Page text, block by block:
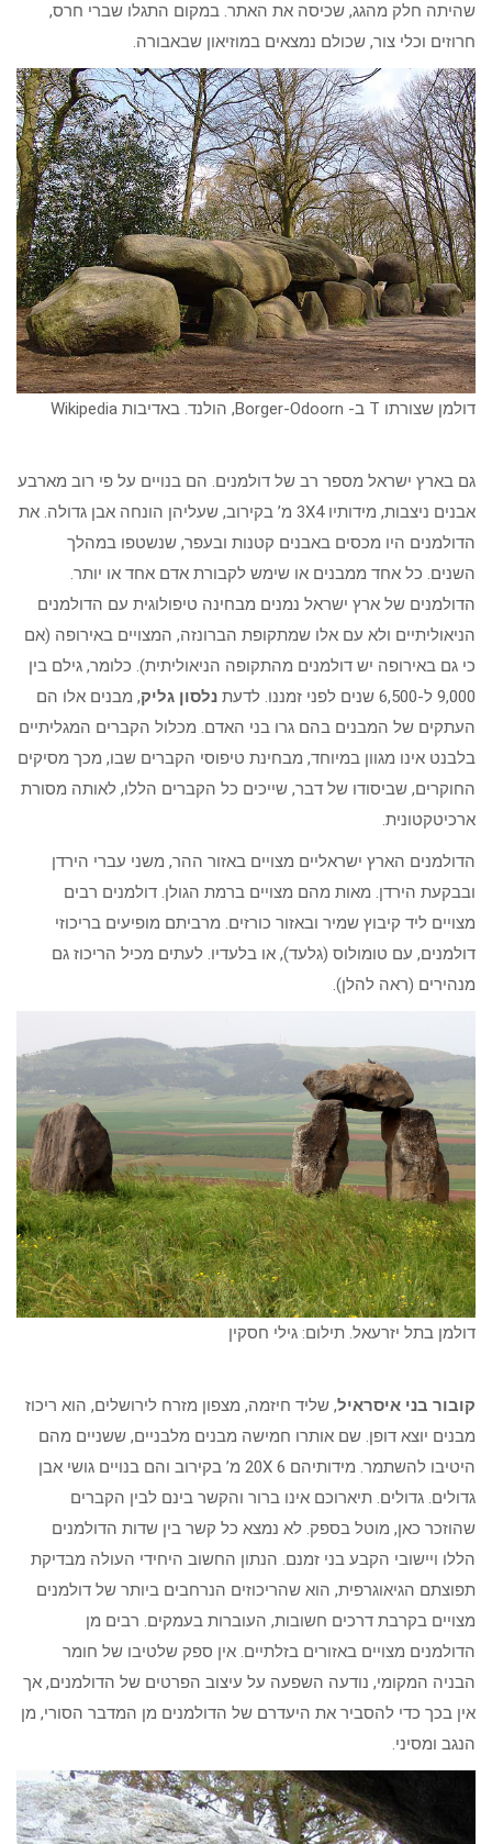
שהיתה חלק מהגג, שכיסה את האתר. במקום התגלו שברי חרס,
חרוזים וכלי צור, שכולם נמצאים במוזיאון שבאבורה.
דולמן שצורתו T ב- Borger-Odoorn, הולנד. באדיבות Wikipedia
גם בארץ ישראל מספר רב של דולמנים. הם בנויים על פי רוב מארבע
אבנים ניצבות, מידותיו 3X4 מ’ בקירוב, שעליהן הונחה אבן גדולה. את
הדולמנים היו מכסים באבנים קטנות ובעפר, שנשטפו במהלך
השנים. כל אחד ממבנים או שימש לקבורת אדם אחד או יותר.
הדולמנים של ארץ ישראל נמנים מבחינה טיפולוגית עם הדולמנים
הניאוליתיים ולא עם אלו שמתקופת הברונזה, המצויים באירופה (אם
כי גם באירופה יש דולמנים מהתקופה הניאוליתית). כלומר, גילם בין
9,000 ל-6,500 שנים לפני זמננו. לדעת
נלסון גליק, מבנים אלו הם
העתקים של המבנים בהם גרו בני האדם. מכלול הקברים המגליתיים
בלבנט אינו מגוון במיוחד, מבחינת טיפוסי הקברים שבו, מכך מסיקים
החוקרים, שביסודו של דבר, שייכים כל הקברים הללו, לאותה מסורת
ארכיטקטונית.
הדולמנים הארץ ישראליים מצויים באזור ההר, משני עברי הירדן
ובבקעת הירדן. מאות מהם מצויים ברמת הגולן. דולמנים רבים
מצויים ליד קיבוץ שמיר ובאזור כורזים. מרביתם מופיעים בריכוזי
דולמנים, עם טומולוס (גלעד), או בלעדיו. לעתים מכיל הריכוז גם
מנהירים (ראה להלן).
דולמן בתל יזרעאל. תילום: גילי חסקין
קובור בני איסראיל, שליד חיזמה, מצפון מזרח לירושלים, הוא ריכוז
מבנים יוצא דופן. שם אותרו חמישה מבנים מלבניים, ששניים מהם
היטיבו להשתמר. מידותיהם 20X 6 מ’ בקירוב והם בנויים גושי אבן
גדולים. גדולים. תיארוכם אינו ברור והקשר בינם לבין הקברים
שהוזכר כאן, מוטל בספק. לא נמצא כל קשר בין שדות הדולמנים
הללו ויישובי הקבע בני זמנם. הנתון החשוב היחידי העולה מבדיקת
תפוצתם הגיאוגרפית, הוא שהריכוזים הנרחבים ביותר של דולמנים
מצויים בקרבת דרכים חשובות, העוברות בעמקים. רבים מן
הדולמנים מצויים באזורים בזלתיים. אין ספק שלטיבו של חומר
הבניה המקומי, נודעה השפעה על עיצוב הפרטים של הדולמנים, אך
אין בכך כדי להסביר את היעדרם של הדולמנים מן המדבר הסורי, מן
הנגב ומסיני.